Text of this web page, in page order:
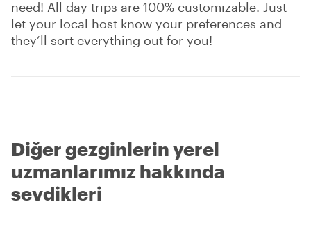
need! All day trips are 100% customizable. Just
let your local host know your preferences and
they’ll sort everything out for you!
Diğer gezginlerin yerel
uzmanlarımız hakkında
sevdikleri